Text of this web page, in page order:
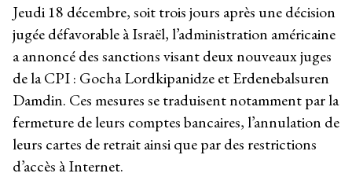
Jeudi 18 décembre, soit trois jours après une décision
jugée défavorable à Israël, l’administration américaine
a annoncé des sanctions visant deux nouveaux juges
de la CPI : Gocha Lordkipanidze et Erdenebalsuren
Damdin. Ces mesures se traduisent notamment par la
fermeture de leurs comptes bancaires, l’annulation de
leurs cartes de retrait ainsi que par des restrictions
d’accès à Internet.